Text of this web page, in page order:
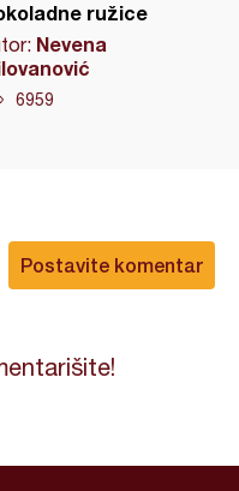
ružice
Nevena
6959
Postavite komentar